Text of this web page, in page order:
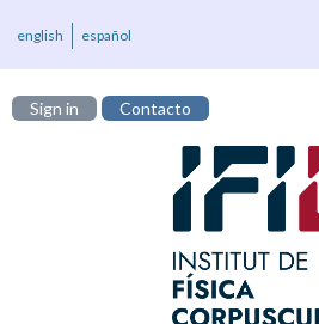
english español
Sign in Contacto